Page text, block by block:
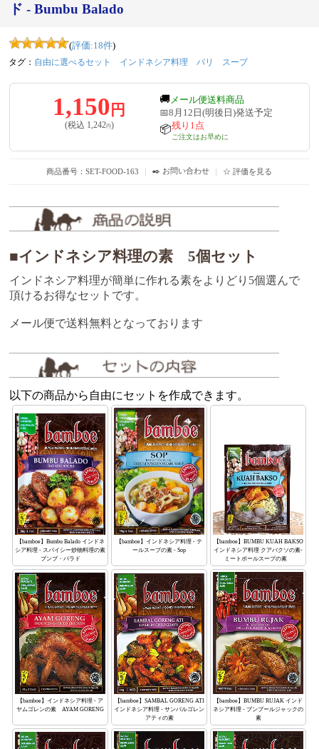
ド - Bumbu Balado
(評価:18件)
タグ： 自由に選べるセット インドネシア料理 バリ スープ
1,150 円
(税込 1,242円)
🚚 メール便送料商品
📅8月12日(明後日)発送予定
📦残り1点
ご注文はお早めに
商品番号：SET-FOOD-163 ｜ ✒️ お問い合わせ ｜ ☆ 評価を見る
■インドネシア料理の素 5個セット
インドネシア料理が簡単に作れる素をよりどり5個選んで
頂けるお得なセットです。
メール便で送料無料となっております
以下の商品から自由にセットを作成できます。
【bamboe】Bumbu Balado インドネ
シア料理 - スパイシー炒物料理の素
ブンブ・バラド
【bamboe】インドネシア料理 - テ
ールスープの素 - Sop
【bamboe】BUMBU KUAH BAKSO
インドネシア料理 クアバクソの素-
ミートボールスープの素
【bamboe】インドネシア料理 - ア
ヤムゴレンの素 AYAM GORENG
【bamboe】SAMBAL GORENG ATI
インドネシア料理 - サンバルゴレン
アティの素
【bamboe】BUMBU RUJAK インド
ネシア料理 - ブンブールジャックの
素